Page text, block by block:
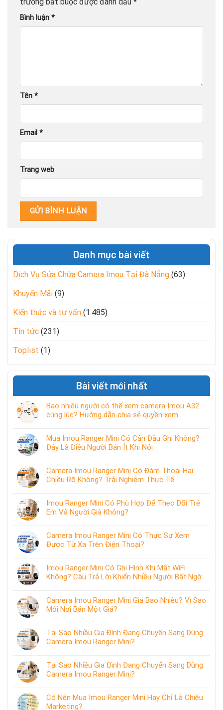
Bình luận *
Tên *
Email *
Trang web
Danh mục bài viết
Dịch Vụ Sửa Chữa Camera Imou Tại Đà Nẵng (63)
Khuyến Mãi (9)
Kiến thức và tư vấn (1.485)
Tin tức (231)
Toplist (1)
Bài viết mới nhất
Bao nhiêu người có thể xem camera Imou A32
cùng lúc? Hướng dẫn chia sẻ quyền xem
Mua Imou Ranger Mini Có Cần Đầu Ghi Không?
Đây Là Điều Người Bán Ít Khi Nói
Camera Imou Ranger Mini Có Đàm Thoại Hai
Chiều Rõ Không? Trải Nghiệm Thực Tế
Imou Ranger Mini Có Phù Hợp Để Theo Dõi Trẻ
Em Và Người Già Không?
Camera Imou Ranger Mini Có Thực Sự Xem
Được Từ Xa Trên Điện Thoại?
Imou Ranger Mini Có Ghi Hình Khi Mất WiFi
Không? Câu Trả Lời Khiến Nhiều Người Bất Ngờ
Camera Imou Ranger Mini Giá Bao Nhiêu? Vì Sao
Mỗi Nơi Bán Một Giá?
Tại Sao Nhiều Gia Đình Đang Chuyển Sang Dùng
Camera Imou Ranger Mini?
Tại Sao Nhiều Gia Đình Đang Chuyển Sang Dùng
Camera Imou Ranger Mini?
Có Nên Mua Imou Ranger Mini Hay Chỉ Là Chiêu
Marketing?